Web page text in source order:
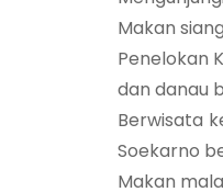
Makan
Penelokan
dan danau
Berwisata
Soekarno
Makan